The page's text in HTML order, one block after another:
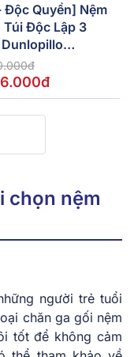
Độc Quyền] Nệm
Túi Độc Lập 3
Powerful
chọn nệm
người trẻ tuổi
chăn ga gối nệm
tốt để không cảm